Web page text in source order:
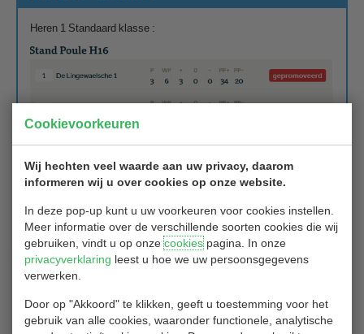
Cookievoorkeuren
Wij hechten veel waarde aan uw privacy, daarom
informeren wij u over cookies op onze website.
In deze pop-up kunt u uw voorkeuren voor cookies instellen.
Meer informatie over de verschillende soorten cookies die wij
gebruiken, vindt u op onzecookiespagina. In onze
privacyverklaring leest u hoe we uw persoonsgegevens
verwerken.
Door op "Akkoord" te klikken, geeft u toestemming voor het
gebruik van alle cookies, waaronder functionele, analytische
Heren 1 Standaard klasse :